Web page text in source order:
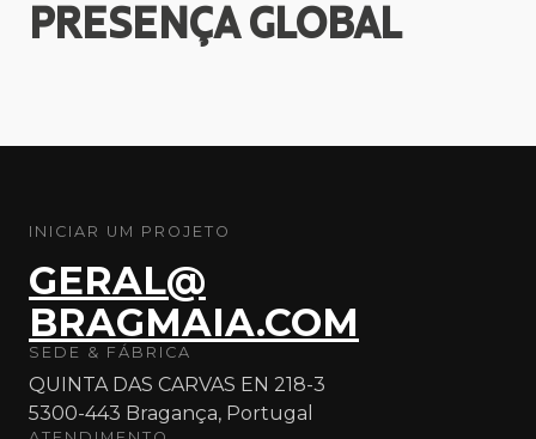
PRESENÇA GLOBAL
INICIAR UM PROJETO
GERAL@
BRAGMAIA.COM
SEDE & FÁBRICA
QUINTA DAS CARVAS EN 218-3
5300-443 Bragança, Portugal